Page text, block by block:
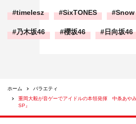
timelesz SixTONES Snow
乃木坂46 櫻坂46 日向坂46
ホーム
バラエティ
重岡大毅が音ゲーでアイドルの本領発揮 中条あや
SP』